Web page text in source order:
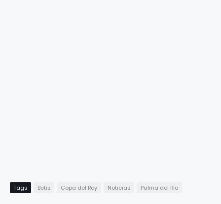
Tags Betis Copa del Rey Noticias Palma del Río